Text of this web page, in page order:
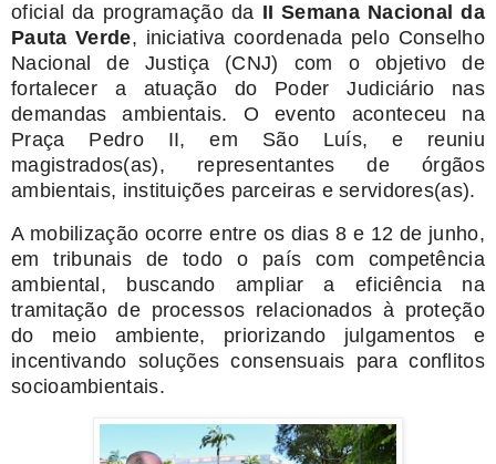
oficial da programação da II Semana Nacional da
Pauta Verde, iniciativa coordenada pelo Conselho
Nacional de Justiça (CNJ) com o objetivo de
fortalecer a atuação do Poder Judiciário nas
demandas ambientais. O evento aconteceu na
Praça Pedro II, em São Luís, e reuniu
magistrados(as), representantes de órgãos
ambientais, instituições parceiras e servidores(as).
A mobilização ocorre entre os dias 8 e 12 de junho,
em tribunais de todo o país com competência
ambiental, buscando ampliar a eficiência na
tramitação de processos relacionados à proteção
do meio ambiente, priorizando julgamentos e
incentivando soluções consensuais para conflitos
socioambientais.